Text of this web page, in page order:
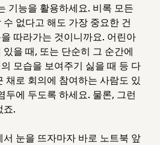
기능을 활용하세요. 비록 모든
없다고 해도 가장 중요한 건
따라가는 것이니까요. 어린아
을 때, 또는 단순히 그 순간에
모습을 보여주기 싫을 때 등 다
채로 회의에 참여하는 사람도 있
두에 두도록 하세요. 물론, 그런
죠.
눈을 뜨자마자 바로 노트북 앞